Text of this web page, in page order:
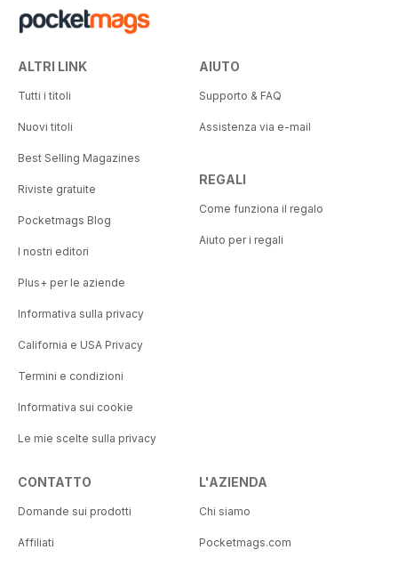
ALTRI LINK
Tutti i titoli
Nuovi titoli
Best Selling Magazines
Riviste gratuite
Pocketmags Blog
I nostri editori
Plus+ per le aziende
Informativa sulla privacy
California e USA Privacy
Termini e condizioni
Informativa sui cookie
Le mie scelte sulla privacy
AIUTO
Supporto & FAQ
Assistenza via e-mail
REGALI
Come funziona il regalo
Aiuto per i regali
CONTATTO
Domande sui prodotti
Affiliati
L'AZIENDA
Chi siamo
Pocketmags.com